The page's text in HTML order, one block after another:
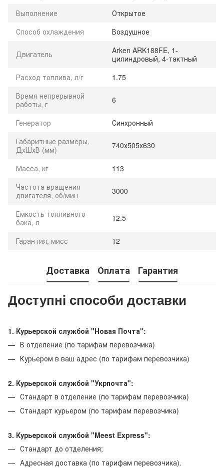
Выполнение
Открытое
Способ охлаждения
Воздушное
Двигатель
Arken ARK188FE, 1-
цилиндровый, 4-тактный
Расход топлива, л/г
1.75
Время непрерывной
работы, г
6
Генератор
Синхронный
Габаритные размеры,
ДхШхВ (мм)
740x505x630
Масса, кг
113
Частота вращения
двигателя, об/мин
3000
Емкость топливного
бака, л
12.5
Гарантия, мисс 12
Доставка Оплата Гарантия
Доступні способи доставки
1. Курьерской службой "Новая Почта":
В отделение (по тарифам перевозчика)
Курьером в ваш адрес (по тарифам перевозчика)
2. Курьерской службой "Укрпочта":
Стандарт в отделение (по тарифам перевозчика)
Стандарт курьером (по тарифам перевозчика)
3. Курьерской службой "Meest Express":
Стандарт до отделения;
Адресная доставка (по тарифам перевозчика).